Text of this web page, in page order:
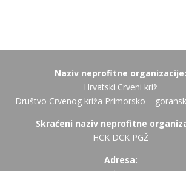
Naziv neprofitne organizacije:
Hrvatski Crveni križ
Društvo Crvenog križa Primorsko –
Skraćeni naziv neprofitne
HCK DCK PGŽ
Adresa: